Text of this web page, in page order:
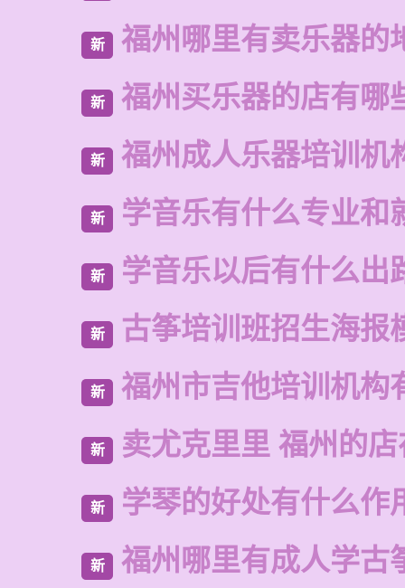
新 福州哪里有卖乐器的
新 福州买乐器的店有哪
新 福州成人乐器培训机
新 学音乐有什么专业和
新 学音乐以后有什么出
新 古筝培训班招生海报
新 福州市吉他培训机构
新 卖尤克里里 福州的
新 学琴的好处有什么作
新 福州哪里有成人学古